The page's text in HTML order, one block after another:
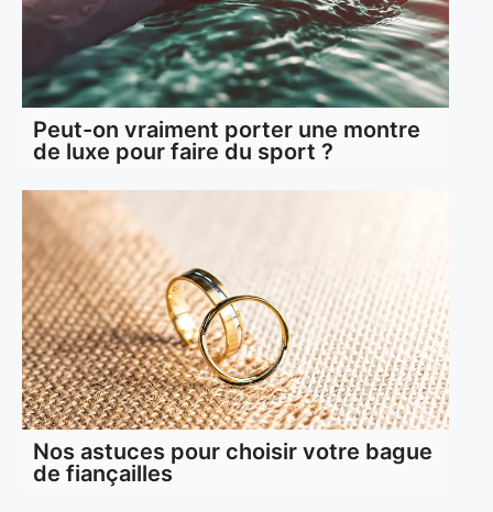
Peut-on vraiment porter une montre
de luxe pour faire du sport ?
Nos astuces pour choisir votre bague
de fiançailles